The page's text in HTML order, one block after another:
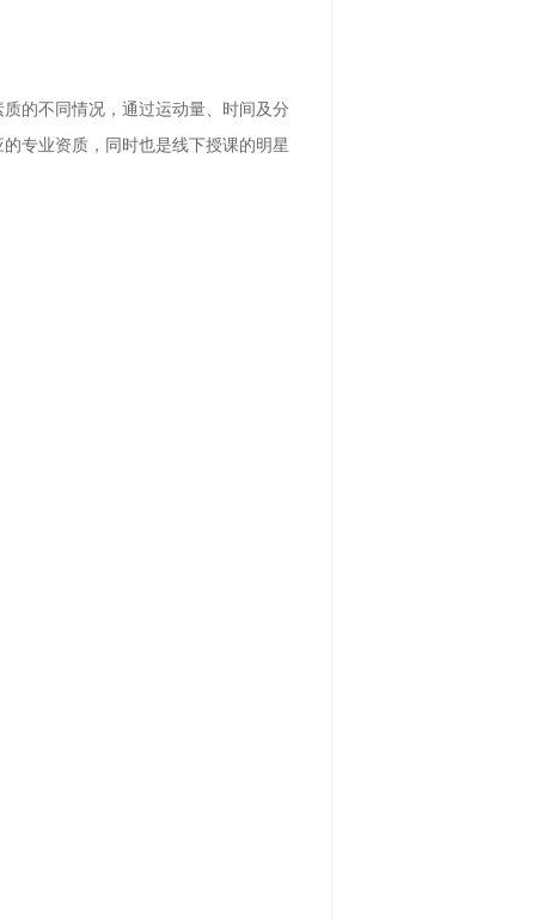
的不同情况，通过运动量、时间及分
专业资质，同时也是线下授课的明星